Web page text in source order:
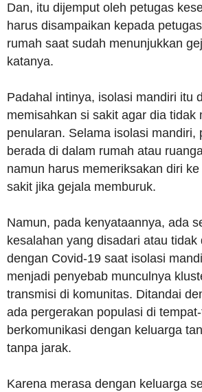
Dan, itu dijemput oleh petugas
harus disampaikan kepada
rumah saat sudah menunjukkan
katanya.
Padahal intinya, isolasi mandiri itu
memisahkan si sakit agar dia tidak
penularan. Selama isolasi mandiri,
berada di dalam rumah atau
namun harus memeriksakan diri
sakit jika gejala memburuk.
Namun, pada kenyataannya, ada
kesalahan yang disadari atau tidak
dengan Covid-19 saat isolasi
menjadi penyebab munculnya
transmisi di komunitas. Ditandai
ada pergerakan populasi di
berkomunikasi dengan keluarga
tanpa jarak.
Karena merasa dengan keluarga